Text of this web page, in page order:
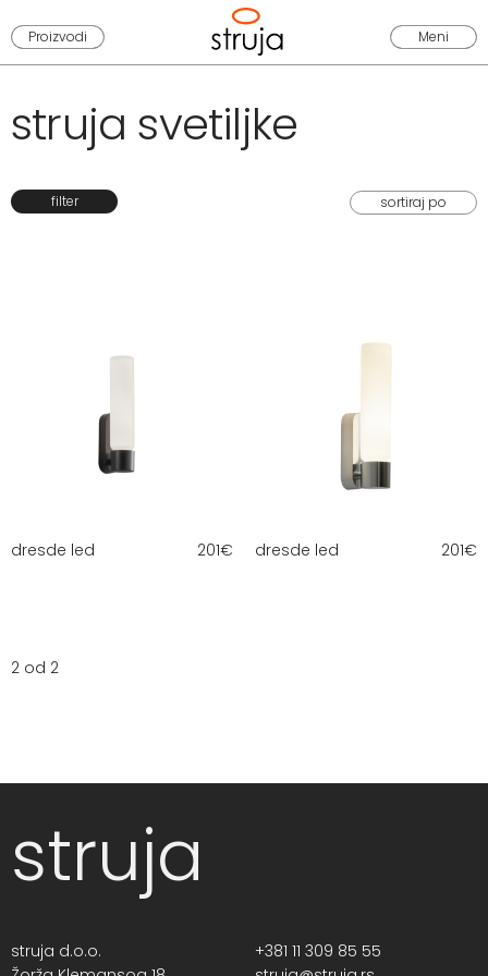
Proizvodi Meni
struja svetiljke
filter
dresde led 201€ dresde led 201€
2 od 2
struja
struja d.o.o.
+381 11 309 85 55